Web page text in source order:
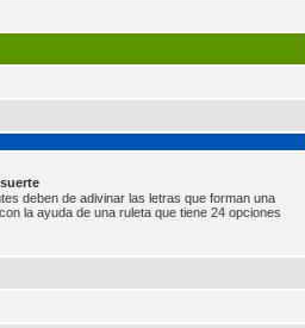
deben de adivinar las letras que forman una
la ayuda de una ruleta que tiene 24 opciones